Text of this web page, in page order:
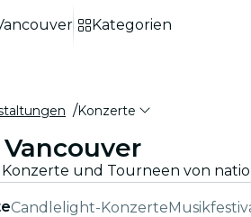
Kategorien
Konzerte
Candlelight-Konzerte